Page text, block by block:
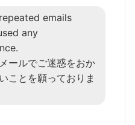
emails
any
ールでご迷惑をおか
ことを願っておりま